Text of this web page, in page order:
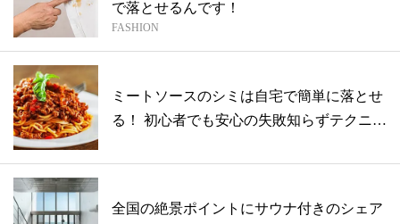
で落とせるんです！
FASHION
ミートソースのシミは自宅で簡単に落とせ
る！ 初心者でも安心の失敗知らずテクニッ
全国の絶景ポイントにサウナ付きのシェア